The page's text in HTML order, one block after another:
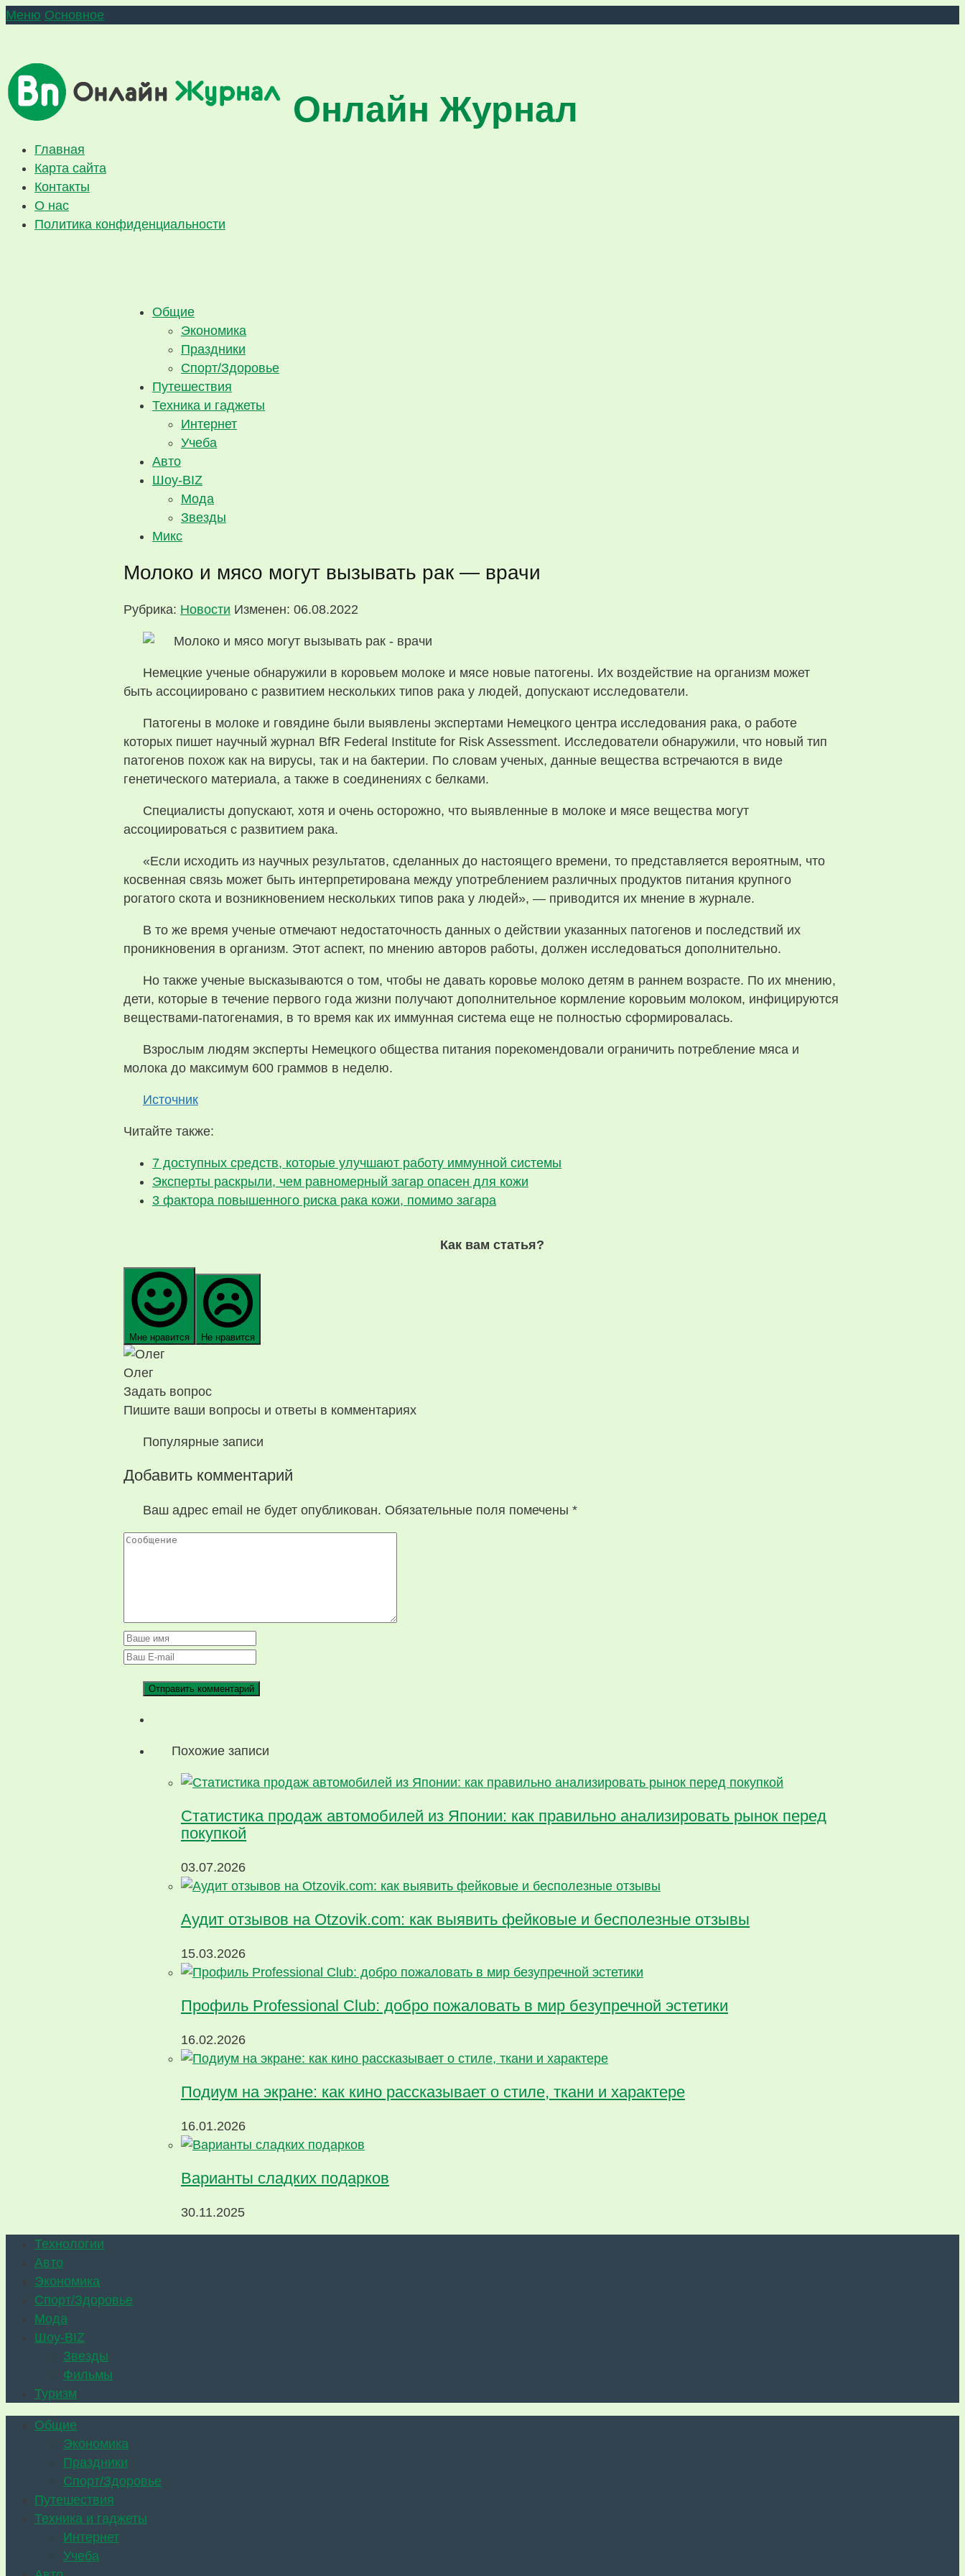
Меню Основное
Онлайн Журнал
Главная
Карта сайта
Контакты
О нас
Политика конфиденциальности
Общие
Экономика
Праздники
Спорт/Здоровье
Путешествия
Техника и гаджеты
Интернет
Учеба
Авто
Шоу-BIZ
Мода
Звезды
Микс
Молоко и мясо могут вызывать рак — врачи
Рубрика: Новости Изменен: 06.08.2022
Немецкие ученые обнаружили в коровьем молоке и мясе новые патогены. Их воздействие на организм может
быть ассоциировано с развитием нескольких типов рака у людей, допускают исследователи.
Патогены в молоке и говядине были выявлены экспертами Немецкого центра исследования рака, о работе
которых пишет научный журнал BfR Federal Institute for Risk Assessment. Исследователи обнаружили, что новый тип
патогенов похож как на вирусы, так и на бактерии. По словам ученых, данные вещества встречаются в виде
генетического материала, а также в соединениях с белками.
Специалисты допускают, хотя и очень осторожно, что выявленные в молоке и мясе вещества могут
ассоциироваться с развитием рака.
«Если исходить из научных результатов, сделанных до настоящего времени, то представляется вероятным, что
косвенная связь может быть интерпретирована между употреблением различных продуктов питания крупного
рогатого скота и возникновением нескольких типов рака у людей», — приводится их мнение в журнале.
В то же время ученые отмечают недостаточность данных о действии указанных патогенов и последствий их
проникновения в организм. Этот аспект, по мнению авторов работы, должен исследоваться дополнительно.
Но также ученые высказываются о том, чтобы не давать коровье молоко детям в раннем возрасте. По их мнению,
дети, которые в течение первого года жизни получают дополнительное кормление коровьим молоком, инфицируются
веществами-патогенамия, в то время как их иммунная система еще не полностью сформировалась.
Взрослым людям эксперты Немецкого общества питания порекомендовали ограничить потребление мяса и
молока до максимум 600 граммов в неделю.
Источник
Читайте также:
7 доступных средств, которые улучшают работу иммунной системы
Эксперты раскрыли, чем равномерный загар опасен для кожи
3 фактора повышенного риска рака кожи, помимо загара
Как вам статья?
Мне нравится Не нравится
Олег
Задать вопрос
Пишите ваши вопросы и ответы в комментариях
Популярные записи
Добавить комментарий
Ваш адрес email не будет опубликован. Обязательные поля помечены *
Похожие записи
Статистика продаж автомобилей из Японии: как правильно анализировать рынок перед
покупкой
03.07.2026
Аудит отзывов на Otzovik.com: как выявить фейковые и бесполезные отзывы
15.03.2026
Профиль Professional Club: добро пожаловать в мир безупречной эстетики
16.02.2026
Подиум на экране: как кино рассказывает о стиле, ткани и характере
16.01.2026
Варианты сладких подарков
30.11.2025
Технологии
Авто
Экономика
Спорт/Здоровье
Мода
Шоу-BIZ
Звезды
Фильмы
Туризм
Общие
Экономика
Праздники
Спорт/Здоровье
Путешествия
Техника и гаджеты
Интернет
Учеба